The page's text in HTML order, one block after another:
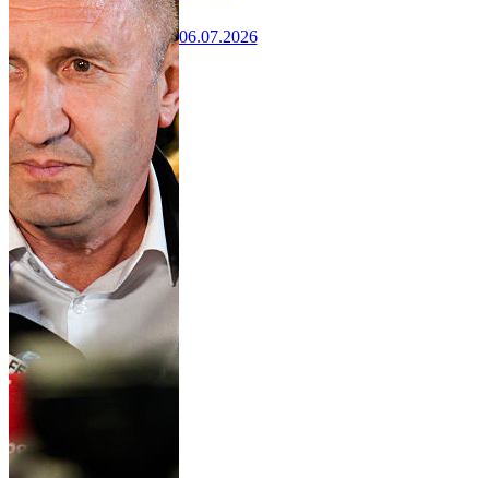
06.07.2026